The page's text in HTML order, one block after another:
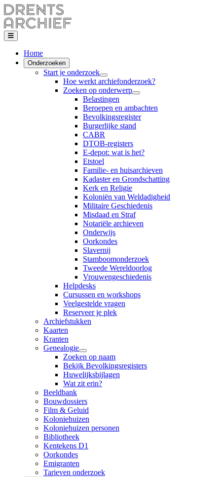
Home
Onderzoeken
Start je onderzoek
Hoe werkt archiefonderzoek?
Zoeken op onderwerp
Belastingen
Beroepen en ambachten
Bevolkingsregister
Burgerlijke stand
CABR
DTOB-registers
E-depot: wat is het?
Etstoel
Familie- en huisarchieven
Kadaster en Grondschatting
Kerk en Religie
Koloniën van Weldadigheid
Militaire Geschiedenis
Misdaad en Straf
Notariële archieven
Onderwijs
Oorkondes
Slavernij
Stamboomonderzoek
Tweede Wereldoorlog
Vrouwengeschiedenis
Helpdesks
Cursussen en workshops
Veelgestelde vragen
Reserveer je plek
Archiefstukken
Kaarten
Kranten
Genealogie
Zoeken op naam
Bekijk Bevolkingsregisters
Huwelijksbijlagen
Wat zit erin?
Beeldbank
Bouwdossiers
Film & Geluid
Koloniehuizen
Koloniehuizen personen
Bibliotheek
Kentekens D1
Oorkondes
Emigranten
Tarieven onderzoek